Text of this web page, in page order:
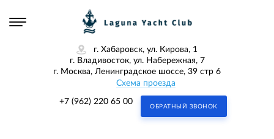
г. Хабаровск, ул. Кирова, 1
г. Владивосток, ул. Набережная, 7
г. Москва, Ленинградское шоссе, 39 стр 6
Схема проезда
+7 (962) 220 65 00
ОБРАТНЫЙ ЗВОНОК